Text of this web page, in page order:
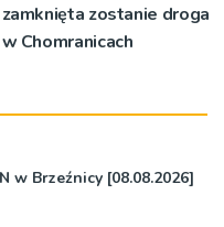
zamknięta zostanie droga
w Chomranicach
w Brzeźnicy [08.08.2026]